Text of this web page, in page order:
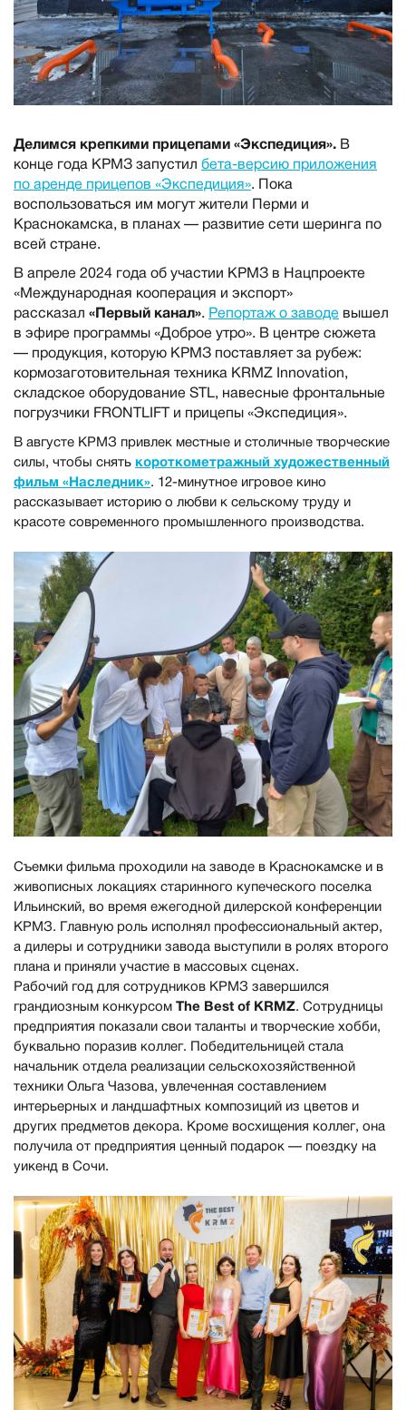
Делимся крепкими прицепами «Экспедиция». В
конце года КРМЗ запустил бета-версию приложения
по аренде прицепов «Экспедиция». Пока
воспользоваться им могут жители Перми и
Краснокамска, в планах — развитие сети шеринга по
всей стране.
В апреле 2024 года об участии КРМЗ в Нацпроекте
«Международная кооперация и экспорт»
рассказал «Первый канал». Репортаж о заводе вышел
в эфире программы «Доброе утро». В центре сюжета
— продукция, которую КРМЗ поставляет за рубеж:
кормозаготовительная техника KRMZ Innovation,
складское оборудование STL, навесные фронтальные
погрузчики FRONTLIFT и прицепы «Экспедиция».
В августе КРМЗ привлек местные и столичные творческие
силы, чтобы снять короткометражный художественный
фильм «Наследник». 12-минутное игровое кино
рассказывает историю о любви к сельскому труду и
красоте современного промышленного производства.
Съемки фильма проходили на заводе в Краснокамске и в
живописных локациях старинного купеческого поселка
Ильинский, во время ежегодной дилерской конференции
КРМЗ. Главную роль исполнял профессиональный актер,
а дилеры и сотрудники завода выступили в ролях второго
плана и приняли участие в массовых сценах.
Рабочий год для сотрудников КРМЗ завершился
грандиозным конкурсом The Best of KRMZ. Сотрудницы
предприятия показали свои таланты и творческие хобби,
буквально поразив коллег. Победительницей стала
начальник отдела реализации сельскохозяйственной
техники Ольга Чазова, увлеченная составлением
интерьерных и ландшафтных композиций из цветов и
других предметов декора. Кроме восхищения коллег, она
получила от предприятия ценный подарок — поездку на
уикенд в Сочи.